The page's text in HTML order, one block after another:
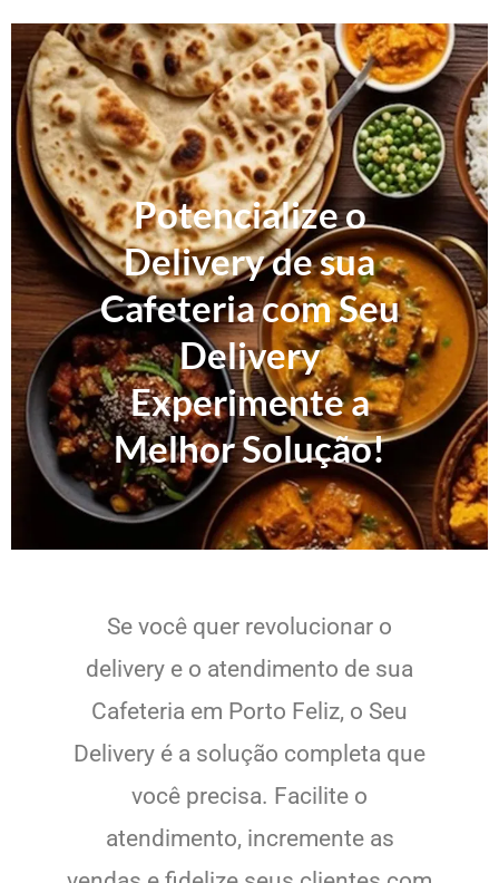
Potencialize o
Delivery de sua
Cafeteria com Seu
Delivery
Experimente a
Melhor Solução!
Se você quer revolucionar o
delivery e o atendimento de sua
Cafeteria em Porto Feliz, o Seu
Delivery é a solução completa que
você precisa. Facilite o
atendimento, incremente as